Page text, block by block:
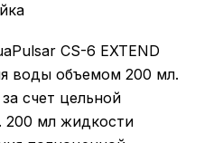
CS-6 EXTEND
воды объемом 200 мл.
счет цельной
200 мл жидкости